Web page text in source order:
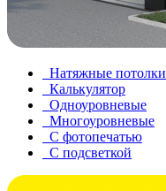
Натяжные потолки
Калькулятор
Одноуровневые
Многоуровневые
С фотопечатью
С подсветкой